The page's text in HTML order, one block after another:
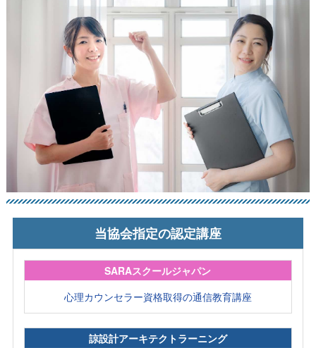
当協会指定の認定講座
SARAスクールジャパン
心理カウンセラー資格取得の通信教育講座
諒設計アーキテクトラーニング